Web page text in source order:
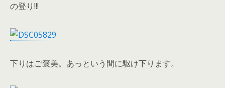
の登り!!!
下りはご褒美。あっという間に駆け下ります。